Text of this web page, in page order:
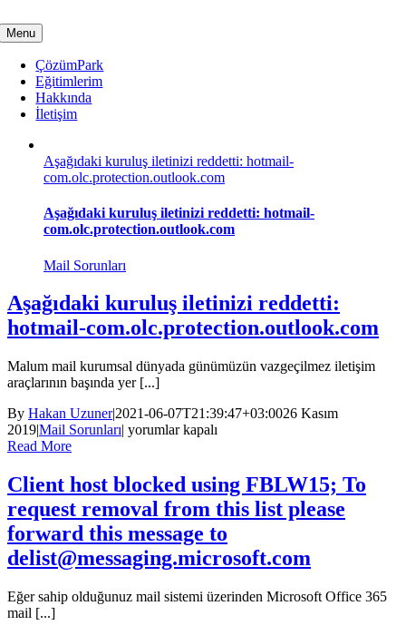
to
content
Menu
ÇözümPark
Eğitimlerim
Hakkında
İletişim
Aşağıdaki kuruluş iletinizi reddetti: hotmail-
com.olc.protection.outlook.com
Aşağıdaki kuruluş iletinizi reddetti: hotmail-
com.olc.protection.outlook.com
Mail Sorunları
Aşağıdaki kuruluş iletinizi reddetti:
hotmail-com.olc.protection.outlook.com
Malum mail kurumsal dünyada günümüzün vazgeçilmez iletişim
araçlarının başında yer [...]
By Hakan Uzuner|2021-06-07T21:39:47+03:0026 Kasım
2019|Mail Sorunları| Aşağıdaki
reddetti:
hotmail-
com.olc.protection.outlook.com
yorumlar kapalı
Read More
Client host blocked using FBLW15; To
request removal from this list please
forward this message to
delist@messaging.microsoft.com
Eğer sahip olduğunuz mail sistemi üzerinden Microsoft Office 365
mail [...]